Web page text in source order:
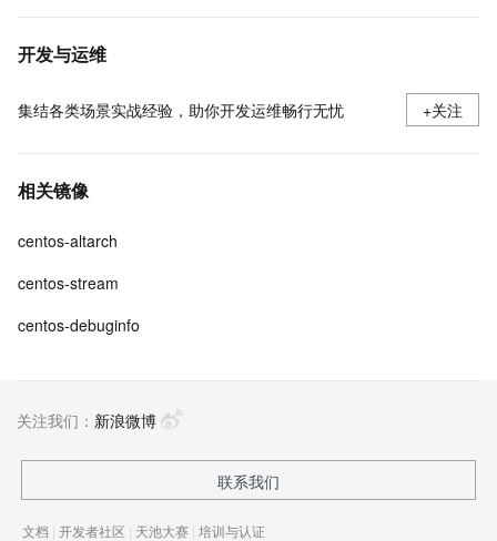
开发与运维
集结各类场景实战经验，助你开发运维畅行无忧 +关注
相关镜像
centos-altarch
centos-stream
centos-debuginfo
关注我们： 新浪微博
联系我们
文档 | 开发者社区 | 天池大赛 | 培训与认证